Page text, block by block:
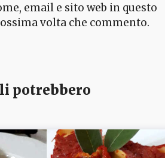
email e sito web in questo
volta che commento.
potrebbero